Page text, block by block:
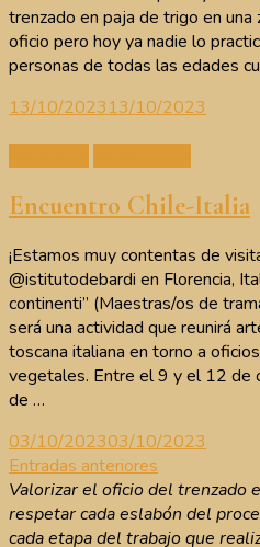
trenzado en paja de trigo en
oficio pero hoy ya nadie lo
personas de todas las edades
13/10/202313/10/2023
Encuentro Chile-Italia
¡Estamos muy contentas de
@istitutodebardi en Florencia,
continenti” (Maestras/os de
será una actividad que reunirá
toscana italiana en torno a
vegetales. Entre el 9 y el 12 de
de …
03/10/202303/10/2023
Navegación
de
Entradas anteriores
Valorizar el oficio del trenzado
respetar cada eslabón del
cada etapa del trabajo que